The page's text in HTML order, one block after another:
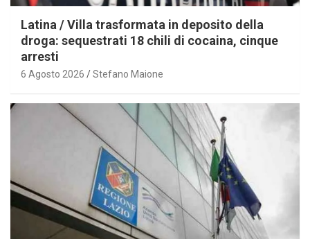
Latina / Villa trasformata in deposito della
droga: sequestrati 18 chili di cocaina, cinque
arresti
6 Agosto 2026 Stefano Maione